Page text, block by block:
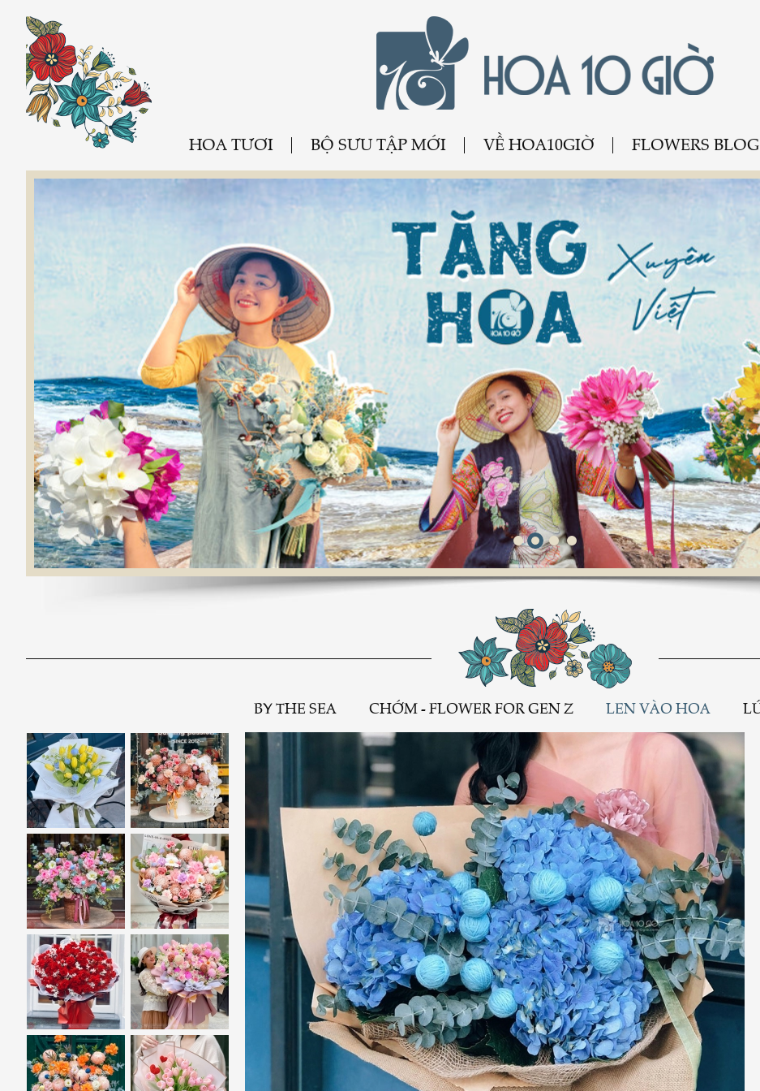
HOA TƯƠI BỘ SƯU TẬP MỚI VỀ HOA10GIỜ FLOWERS BLOG
Tử Dương xanh biếc
CHỚM - FLOWER FOR GEN Z LEN VÀO HOA